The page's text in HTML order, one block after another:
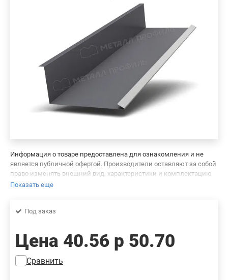
Информация о товаре предоставлена для ознакомления и не
является публичной офертой. Производители оставляют за собой
право изменять внешний вид, характеристики и комплектацию
товара, предварительно не уведомляя продавцов и потребителей.
фотографиях товара. Будем благодарны вам за сообщение об
Показать еще
Под заказ
Цена 40.56 р 50.70
Сравнить